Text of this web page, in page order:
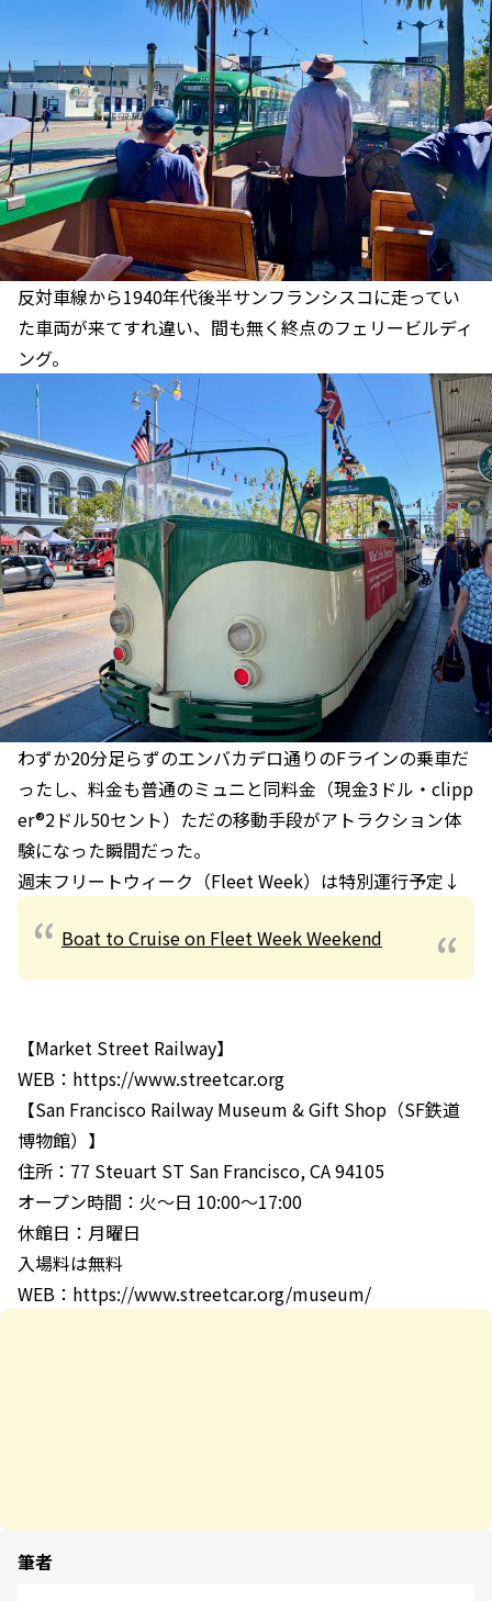
反対車線から1940年代後半サンフランシスコに走ってい
た車両が来てすれ違い、間も無く終点のフェリービルディ
ング。
わずか20分足らずのエンバカデロ通りのFラインの乗車だ
ったし、料金も普通のミュニと同料金（現金3ドル・clipp
er®2ドル50セント）ただの移動手段がアトラクション体
験になった瞬間だった。
週末フリートウィーク（Fleet Week）は特別運行予定↓
Boat to Cruise on Fleet Week Weekend
【Market Street Railway】
WEB：https://www.streetcar.org
【San Francisco Railway Museum & Gift Shop（SF鉄道
博物館）】
住所：77 Steuart ST San Francisco, CA 94105
オープン時間：火〜日 10:00〜17:00
休館日：月曜日
入場料は無料
WEB：https://www.streetcar.org/museum/
筆者